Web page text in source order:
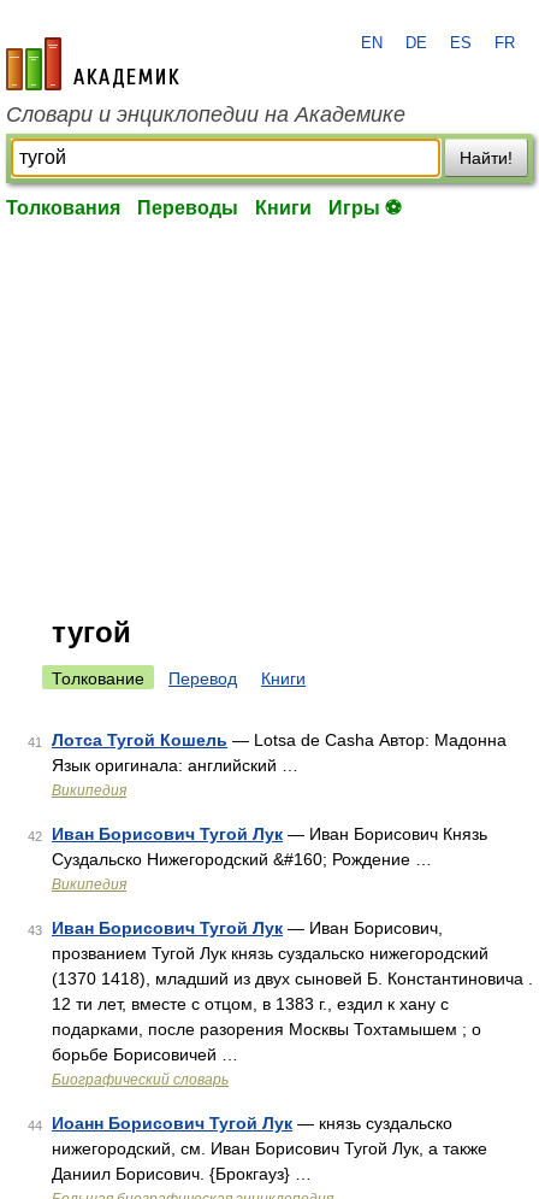
academic.ru
EN DE ES FR
Словари и энциклопедии на Академике
Найти!
Толкования Переводы Книги Игры ⚽
тугой
Толкование Перевод Книги
41 Лотса Тугой Кошель — Lotsa de Casha Автор: Мадонна
Язык оригинала: английский …
Википедия
42 Иван Борисович Тугой Лук — Иван Борисович Князь
Суздальско Нижегородский &#160; Рождение …
Википедия
43 Иван Борисович Тугой Лук — Иван Борисович,
прозванием Тугой Лук князь суздальско нижегородский
(1370 1418), младший из двух сыновей Б. Константиновича .
12 ти лет, вместе с отцом, в 1383 г., ездил к хану с
подарками, после разорения Москвы Тохтамышем ; о
борьбе Борисовичей …
Биографический словарь
44 Иоанн Борисович Тугой Лук — князь суздальско
нижегородский, см. Иван Борисович Тугой Лук, а также
Даниил Борисович. {Брокгауз} …